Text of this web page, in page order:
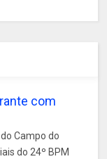
com
Campo do
do 24º BPM